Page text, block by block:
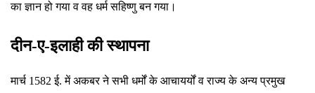
का ज्ञान हो गया व वह धर्म सहिष्णु बन गया।
दीन-ए-इलाही की स्थापना
मार्च 1582 ई. में अकबर ने सभी धर्मों के आचायर्यों व राज्य के अन्य प्रमुख